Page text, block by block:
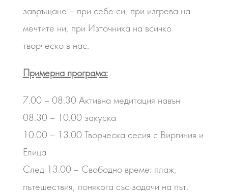
завръщане – при себе си, при изгрева на
мечтите ни, при Източника на всичко
творческо в нас.
Примерна програма:
7.00 – 08.30 Активна медитация навън
08.30 – 10.00 закуска
10.00 – 13.00 Творческа сесия с Виргиния и
Елица
След 13.00 – Свободно време: плаж,
пътешествия, понякога със задачи на път.